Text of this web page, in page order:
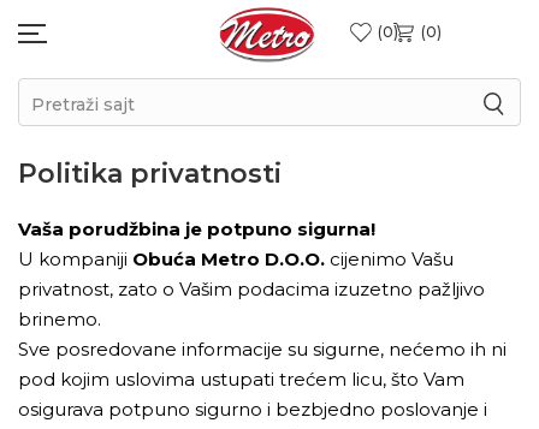
0 0
Pretraži sajt
Politika privatnosti
Vaša porudžbina je potpuno sigurna!
U kompaniji Obuća Metro D.O.O. cijenimo Vašu
privatnost, zato o Vašim podacima izuzetno pažljivo
brinemo.
Sve posredovane informacije su sigurne, nećemo ih ni
pod kojim uslovima ustupati trećem licu, što Vam
osigurava potpuno sigurno i bezbjedno poslovanje i